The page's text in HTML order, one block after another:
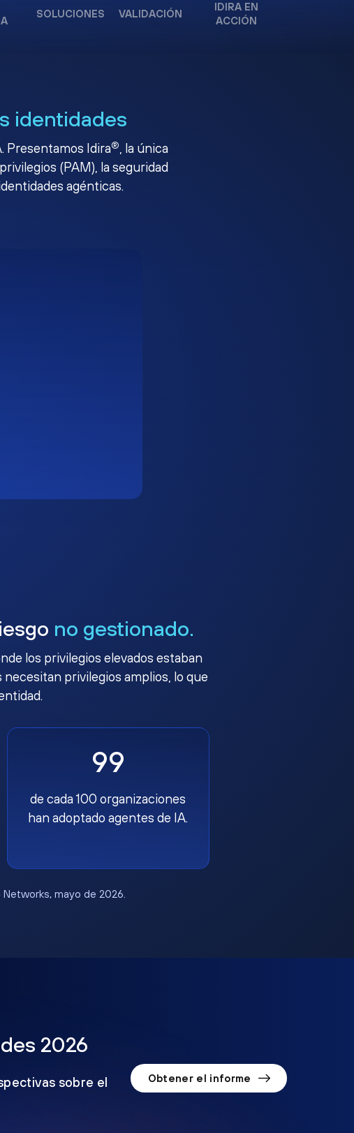
SOLUCIONES VALIDACIÓN
IDIRA EN
ACCIÓN
identidades
Presentamos Idira®, la única
(PAM), la seguridad
agénticas.
no gestionado.
los privilegios elevados estaban
privilegios amplios, lo que
99
de cada 100 organizaciones
han adoptado agentes de IA.
Networks, mayo de 2026.
2026
sobre el
Obtener el informe